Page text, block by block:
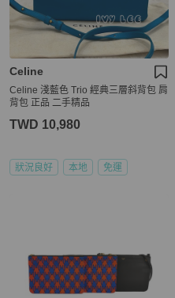
Celine
Celine 淺藍色 Trio 經典三層斜背包 肩
背包 正品 二手精品
TWD 10,980
狀況良好 本地 免運